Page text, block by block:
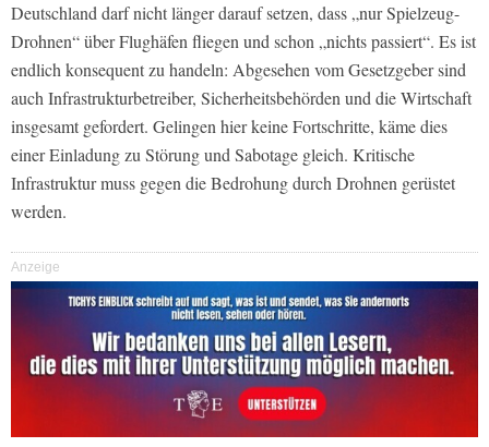
Deutschland darf nicht länger darauf setzen, dass „nur Spielzeug-
Drohnen“ über Flughäfen fliegen und schon „nichts passiert“. Es ist
endlich konsequent zu handeln: Abgesehen vom Gesetzgeber sind
auch Infrastrukturbetreiber, Sicherheitsbehörden und die Wirtschaft
insgesamt gefordert. Gelingen hier keine Fortschritte, käme dies
einer Einladung zu Störung und Sabotage gleich. Kritische
Infrastruktur muss gegen die Bedrohung durch Drohnen gerüstet
werden.
Anzeige